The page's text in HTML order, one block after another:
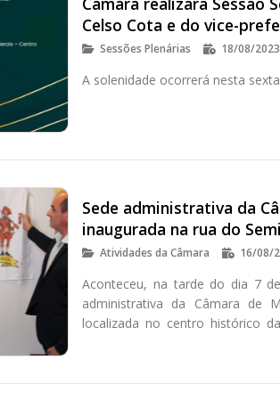
Celso Cota e do vice-
Sessões Plenárias 18/08/
A solenidade ocorrerá nesta
Sede administrativa da
inaugurada na rua do
Atividades da Câmara 16/08/
Aconteceu, na tarde do dia 7
administrativa da Câmara de
localizada no centro histórico
Hélvio Moreira Moraes, no bairro